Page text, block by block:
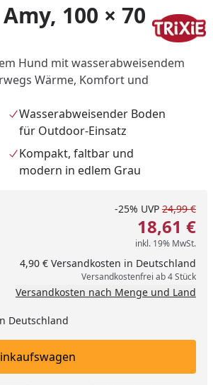
100 × 70
Hund mit wasserabweisendem
Wärme, Komfort und
Wasserabweisender Boden
für Outdoor-Einsatz
Kompakt, faltbar und
modern in edlem Grau
eins erhöhen
-25% UVP 24,99 €
18,61 €
inkl. 19% MwSt.
4,90 € Versandkosten in Deutschland
Versandkostenfrei ab 4 Stück
Versandkosten nach Menge und Land
Deutschland
In den Einkaufswagen legen